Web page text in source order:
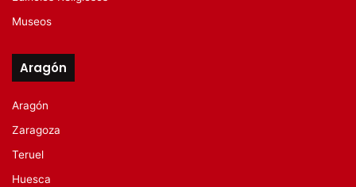
Museos
Aragón
Aragón
Zaragoza
Teruel
Huesca